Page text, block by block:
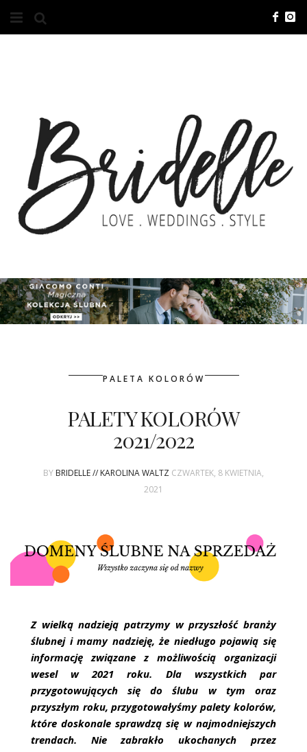
O NAS
KONTAKT
REKLAMA
ADVERTISING
ZGŁOSZENIA
{HOT SEXY BEST}
BRI GROUP
ŚLUBNE STYLE
MAGAZYNY
ARCHIWUM
PALETA KOLORÓW
PALETY KOLORÓW
2021/2022
BY BRIDELLE // KAROLINA WALTZ CZWARTEK, 8 KWIETNIA,
2021
Z wielką nadzieją patrzymy w przyszłość branży
ślubnej i mamy nadzieję, że niedługo pojawią się
informację związane z możliwością organizacji
wesel w 2021 roku. Dla wszystkich par
przygotowujących się do ślubu w tym oraz
przyszłym roku, przygotowałyśmy palety kolorów,
które doskonale sprawdzą się w najmodniejszych
trendach. Nie zabrakło ukochanych przez